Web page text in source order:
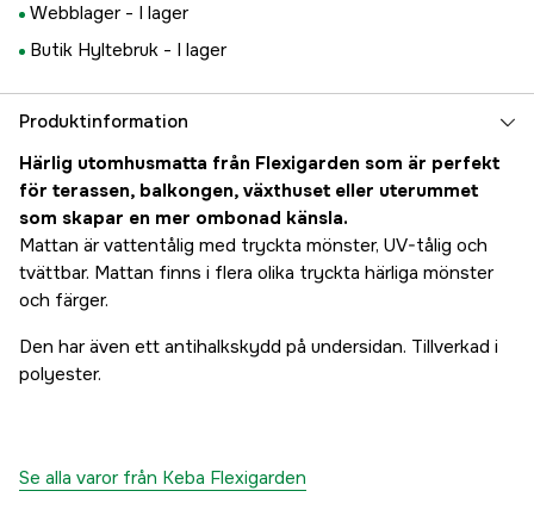
Webblager - I lager
Butik Hyltebruk - I lager
Produktinformation
Härlig utomhusmatta från Flexigarden som är perfekt
för terassen, balkongen, växthuset eller uterummet
som skapar en mer ombonad känsla.
Mattan är vattentålig med tryckta mönster, UV-tålig och
tvättbar. Mattan finns i flera olika tryckta härliga mönster
och färger.
Den har även ett antihalkskydd på undersidan. Tillverkad i
polyester.
Se alla varor från Keba Flexigarden